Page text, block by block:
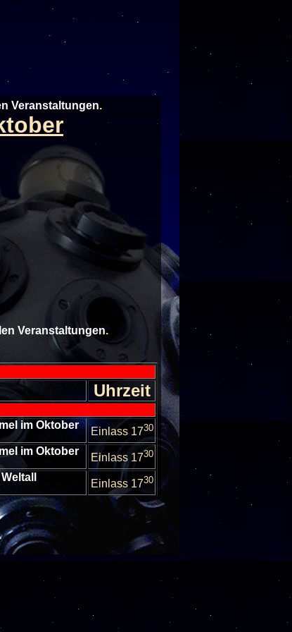
Veranstaltungen.
Veranstaltungen.
Uhrzeit
im Oktober
Einlass 1730
im Oktober
Einlass 1730
Einlass 1730
im
Einlass 17 30
im All
Einlass 1730